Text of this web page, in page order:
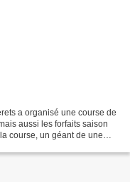
a organisé une course de
aussi les forfaits saison
course, un géant de une